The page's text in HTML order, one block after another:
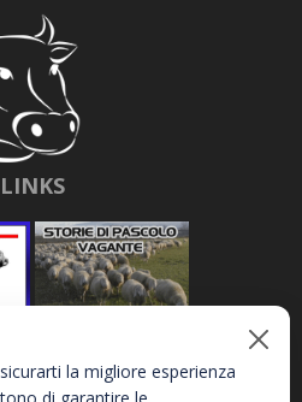
LINKS
la migliore esperienza